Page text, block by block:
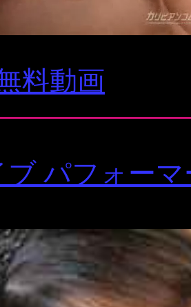
料動画
ブ パフォー